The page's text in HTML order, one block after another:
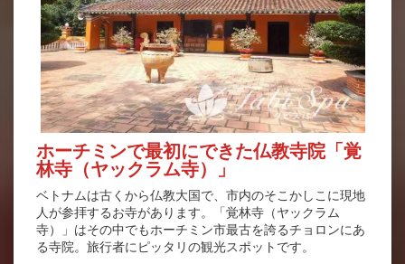
ホーチミンで最初にできた仏教寺院「覚
林寺（ヤックラム寺）」
ベトナムは古くから仏教大国で、市内のそこかしこに現地
人が参拝するお寺があります。「覚林寺（ヤックラム
寺）」はその中でもホーチミン市最古を誇るチョロンにあ
る寺院。旅行者にピッタリの観光スポットです。